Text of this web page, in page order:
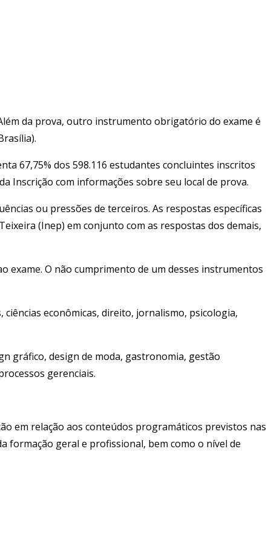
da prova, outro instrumento obrigatório do exame é
67,75% dos 598.116 estudantes concluintes inscritos
Inscrição com informações sobre seu local de prova.
ou pressões de terceiros. As respostas específicas
(Inep) em conjunto com as respostas dos demais,
exame. O não cumprimento de um desses instrumentos
ciências econômicas, direito, jornalismo, psicologia,
gráfico, design de moda, gastronomia, gestão
gerenciais.
em relação aos conteúdos programáticos previstos nas
formação geral e profissional, bem como o nível de